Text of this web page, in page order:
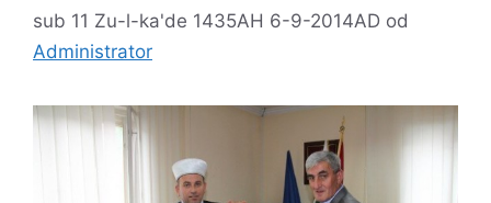
sub 11 Zu-l-ka'de 1435AH 6-9-2014AD od
Administrator